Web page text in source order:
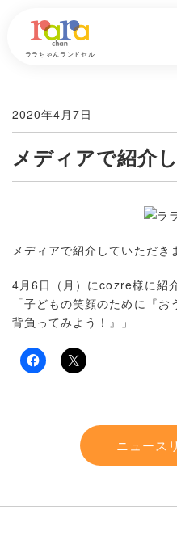
ララちゃんランドセル
2020年4月7日
メディアで紹介
メディアで紹介していただき
4月6日（月）にcozre様に紹
「子どもの笑顔のために『お
背負ってみよう！』
」
ニュース